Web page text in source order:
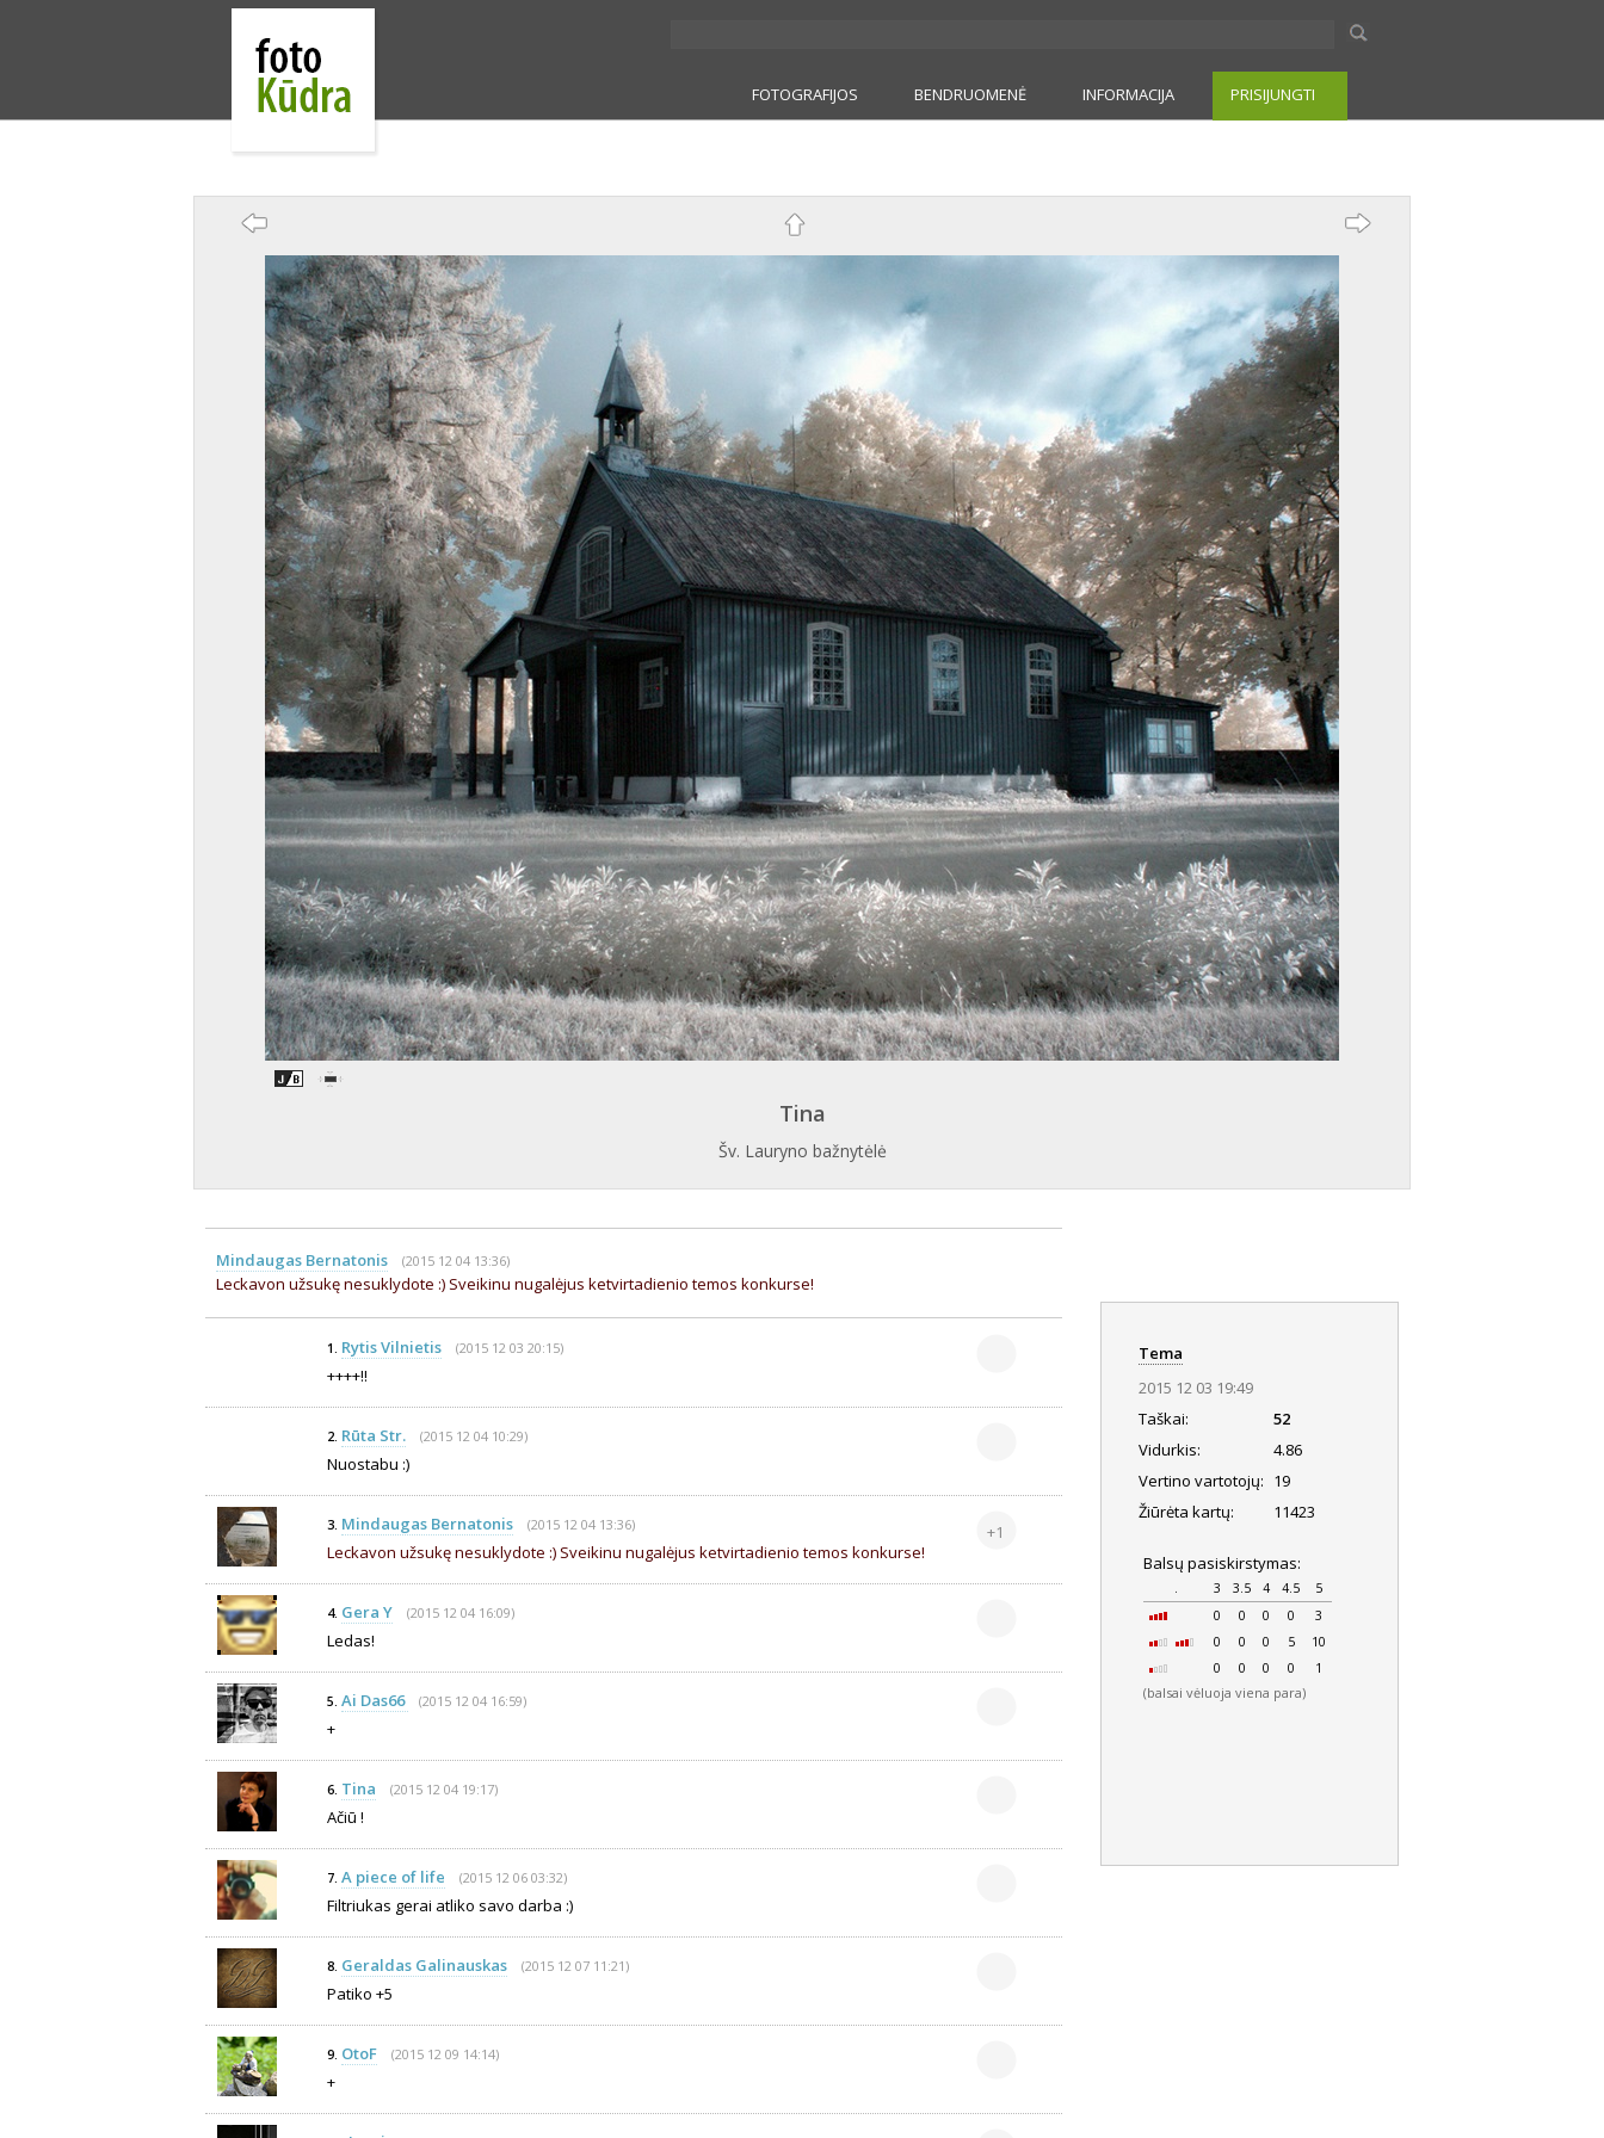
FOTOGRAFIJOS BENDRUOMENĖ INFORMACIJA PRISIJUNGTI
Tina
Šv. Lauryno bažnytėlė
Mindaugas Bernatonis (2015 12 04 13:36)
Leckavon užsukę nesuklydote :) Sveikinu nugalėjus ketvirtadienio temos konkurse!
1. Rytis Vilnietis (2015 12 03 20:15)
++++!!
2. Rūta Str. (2015 12 04 10:29)
Nuostabu :)
3. Mindaugas Bernatonis (2015 12 04 13:36)
Leckavon užsukę nesuklydote :) Sveikinu nugalėjus ketvirtadienio temos konkurse!
+1
4. Gera Y (2015 12 04 16:09)
Ledas!
5. Ai Das66 (2015 12 04 16:59)
+
6. Tina (2015 12 04 19:17)
Ačiū !
7. A piece of life (2015 12 06 03:32)
Filtriukas gerai atliko savo darba :)
8. Geraldas Galinauskas (2015 12 07 11:21)
Patiko +5
9. OtoF (2015 12 09 14:14)
+
Tema
2015 12 03 19:49
Taškai:
52
Vidurkis:
4.86
Vertino vartotojų: 19
Žiūrėta kartų:
11423
Balsų pasiskirstymas:
. 3 3.5 4 4.5
5
0
0 0 0
3
0
0 0 5
10
0
0 0 0 1
(balsai vėluoja viena para)